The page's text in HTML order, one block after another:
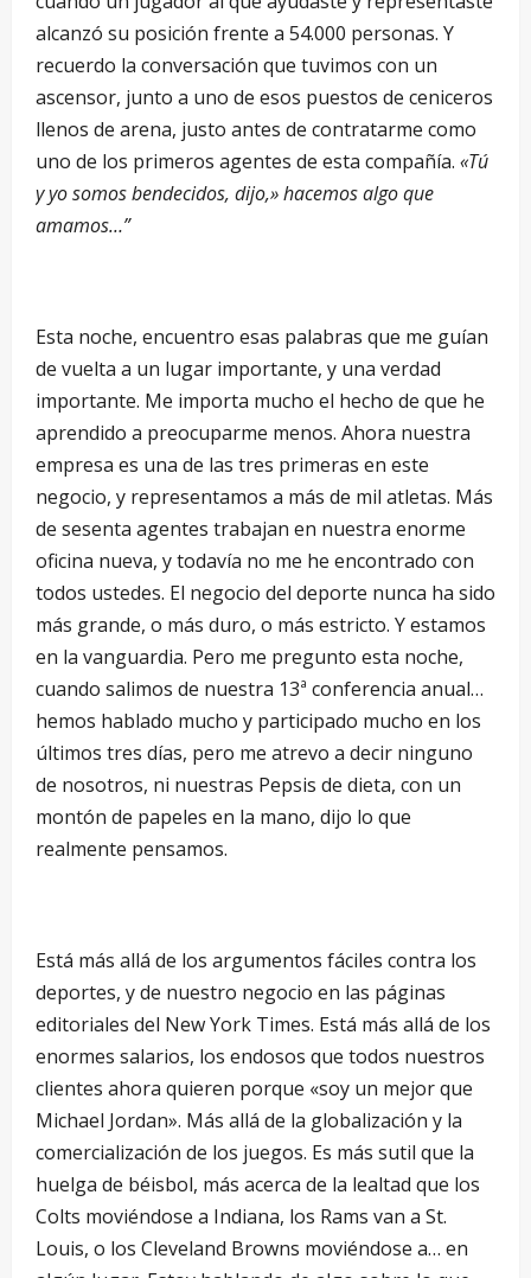
alcanzó su posición frente a 54.000 personas. Y
recuerdo la conversación que tuvimos con un
ascensor, junto a uno de esos puestos de ceniceros
llenos de arena, justo antes de contratarme como
uno de los primeros agentes de esta compañía. «Tú
y yo somos bendecidos, dijo,» hacemos algo que
amamos…”
Esta noche, encuentro esas palabras que me guían
de vuelta a un lugar importante, y una verdad
importante. Me importa mucho el hecho de que he
aprendido a preocuparme menos. Ahora nuestra
empresa es una de las tres primeras en este
negocio, y representamos a más de mil atletas. Más
de sesenta agentes trabajan en nuestra enorme
oficina nueva, y todavía no me he encontrado con
todos ustedes. El negocio del deporte nunca ha sido
más grande, o más duro, o más estricto. Y estamos
en la vanguardia. Pero me pregunto esta noche,
cuando salimos de nuestra 13ª conferencia anual…
hemos hablado mucho y participado mucho en los
últimos tres días, pero me atrevo a decir ninguno
de nosotros, ni nuestras Pepsis de dieta, con un
montón de papeles en la mano, dijo lo que
realmente pensamos.
Está más allá de los argumentos fáciles contra los
deportes, y de nuestro negocio en las páginas
editoriales del New York Times. Está más allá de los
enormes salarios, los endosos que todos nuestros
clientes ahora quieren porque «soy un mejor que
Michael Jordan». Más allá de la globalización y la
comercialización de los juegos. Es más sutil que la
huelga de béisbol, más acerca de la lealtad que los
Colts moviéndose a Indiana, los Rams van a St.
Louis, o los Cleveland Browns moviéndose a… en